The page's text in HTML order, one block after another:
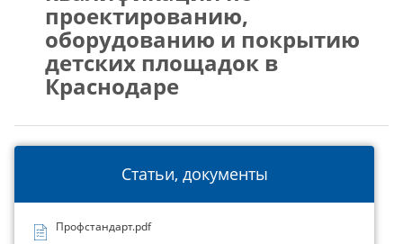
Статьи, документы
Профстандарт.pdf
проектированию,
оборудованию и покрытию
детских площадок в
Краснодаре